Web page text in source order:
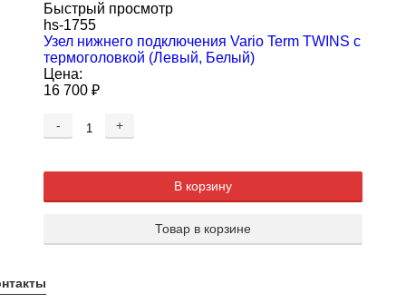
Быстрый просмотр
hs-1755
Узел нижнего подключения Vario Term TWINS с
термоголовкой (Левый, Белый)
Цена:
16 700 ₽
- +
В корзину
Товар в корзине